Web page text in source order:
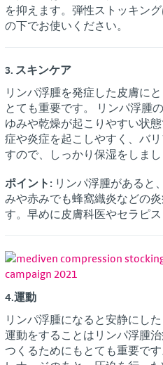
を抑えます。弾性ストッキン
の下でお使いください。
3. スキンケア
リンパ浮腫を発症した皮膚に
とても重要です。 リンパ浮腫
ゆみや乾燥が起こりやすい状
症や炎症を起こしやすく、バ
すので、しっかり保湿をしまし
ポイント: リンパ浮腫があると
みや赤みでも蜂窩織炎などの
す。早めに皮膚科医やセラピス
4.運動
リンパ浮腫になると安静にし
運動をすることはリンパ浮腫
つくるためにもとても重要で